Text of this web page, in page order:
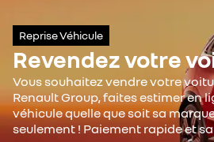
Reprise Véhicule
Revendez votre
Vous souhaitez vendre votre
Renault Group, faites estimer en
véhicule quelle que soit sa
seulement ! Paiement rapide et